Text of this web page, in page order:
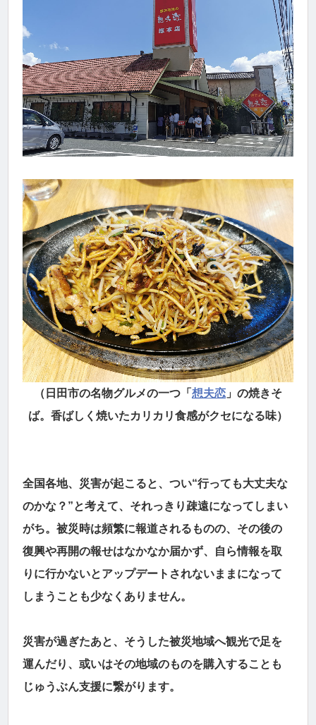
（日田市の名物グルメの一つ「 想夫恋 」の焼きそ
ば。香ばしく焼いたカリカリ食感がクセになる味）
全国各地、災害が起こると、つい“行っても大丈夫な
のかな？”と考えて、それっきり疎遠になってしまい
がち。被災時は頻繁に報道されるものの、その後の
復興や再開の報せはなかなか届かず、自ら情報を取
りに行かないとアップデートされないままになって
しまうことも少なくありません。
災害が過ぎたあと、そうした被災地域へ観光で足を
運んだり、或いはその地域のものを購入することも
じゅうぶん支援に繋がります。